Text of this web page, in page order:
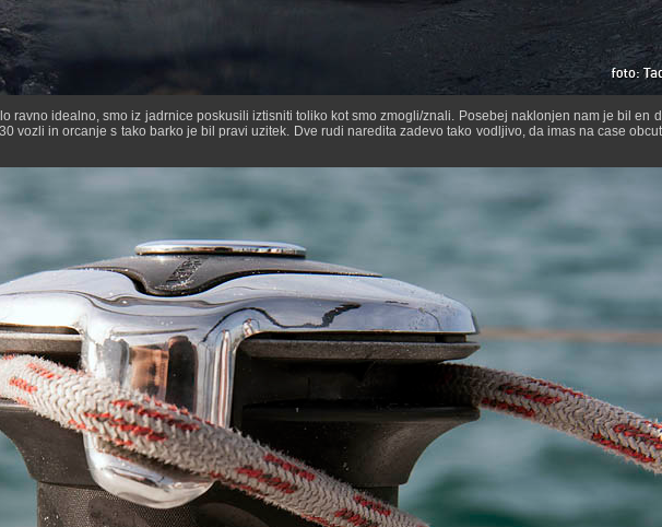
ravno idealno, smo iz jadrnice poskusili iztisniti toliko kot smo zmogli/znali. Posebej naklonjen nam je bil en
vozli in orcanje s tako barko je bil pravi uzitek. Dve rudi naredita zadevo tako vodljivo, da imas na case